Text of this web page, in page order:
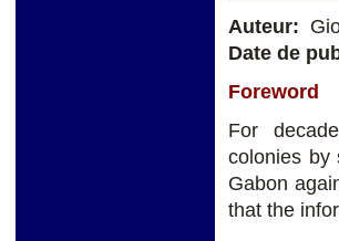
Auteur:
Date de
Foreword
For
colonies by
Gabon
that the